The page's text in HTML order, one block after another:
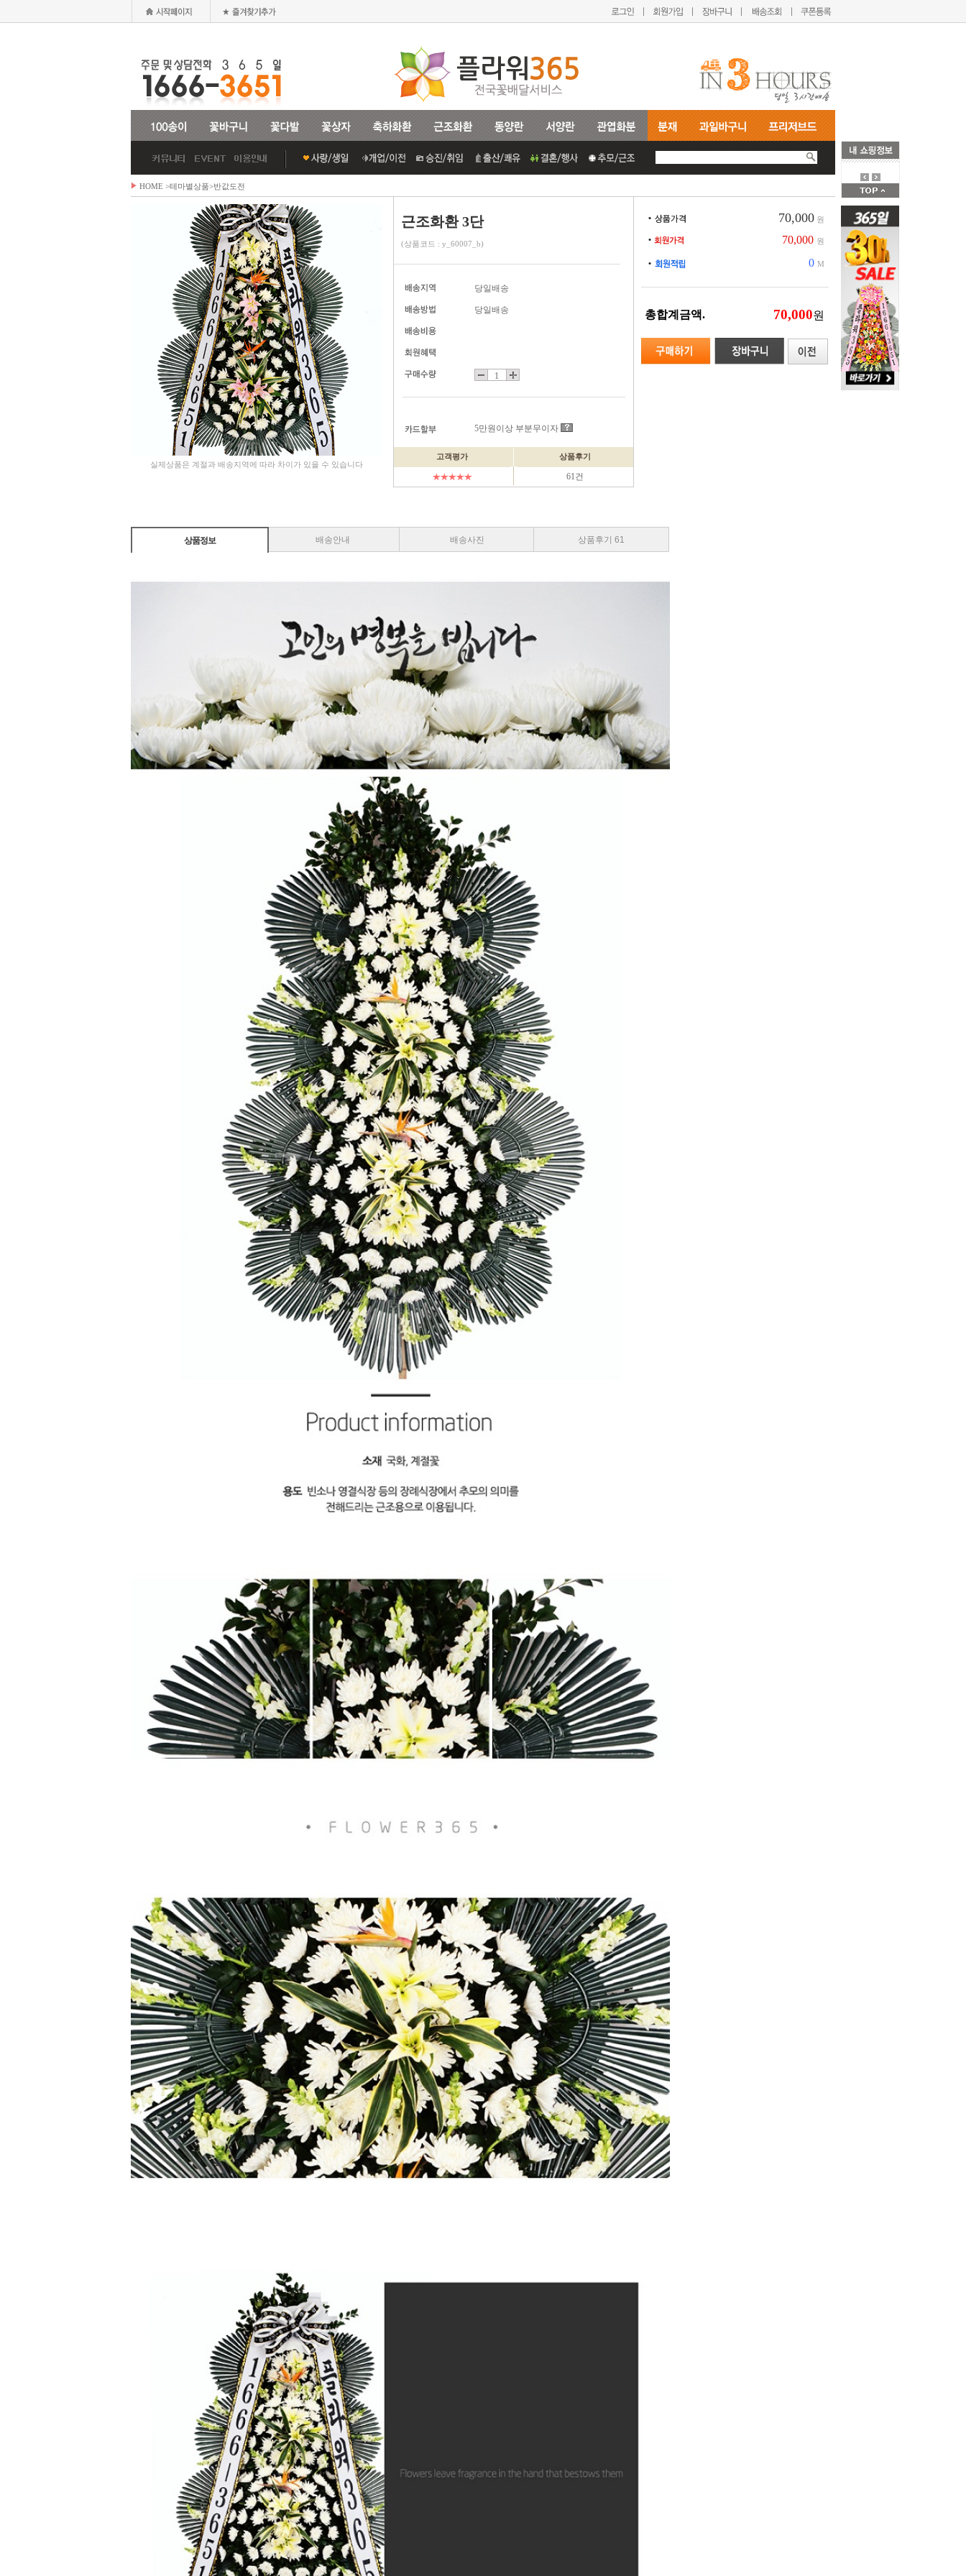
HOME >테마별상품>반값도전
실제상품은 계절과 배송지역에 따라 차이가 있을 수 있습니다
근조화환 3단
(상품코드 : y_60007_b)
당일배송
당일배송
5만원이상 부분무이자
고객평가 상품후기
61건
70,000 원
70,000 원
0 M
총합계금액. 원
상품정보 배송안내 배송사진 상품후기 61